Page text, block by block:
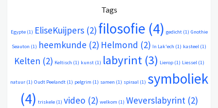
Tags
Egypte(1) EliseKuijpers(2) filosofie (4) gedicht(1) Gnothie
Seauton (1) heemkunde (2) Helmond (2) In Lak'ech (1) kasteel (1)
Kelten (2) Keltisch (1) kunst(1) labyrint(3) Lierop(1) Liessel(1)
natuur(1) Oudt Peelandt(1) pelgrim (1) samen (1) spiraal(1) symboliek
(4) triskele(1) video (2) welkom (1) Weverslabyrint(2)